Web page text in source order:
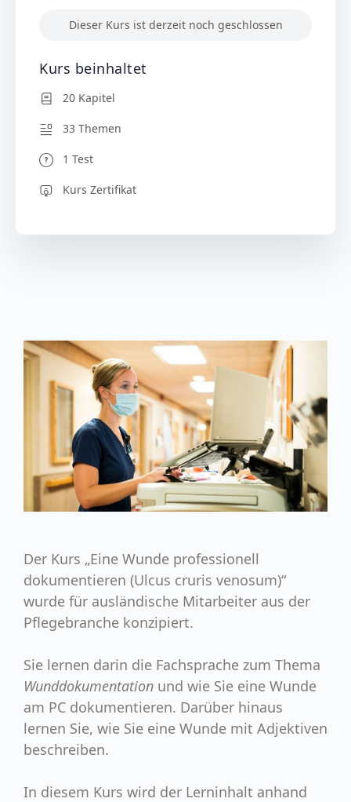
Der Kurs „Eine Wunde professionell
dokumentieren (Ulcus cruris venosum)“
wurde für ausländische Mitarbeiter aus der
Pflegebranche konzipiert.
Sie lernen darin die Fachsprache zum Thema
Wunddokumentation und wie Sie eine Wunde
am PC dokumentieren. Darüber hinaus
lernen Sie, wie Sie eine Wunde mit Adjektiven
beschreiben.
In diesem Kurs wird der Lerninhalt anhand
Dieser Kurs ist derzeit noch geschlossen
Kurs beinhaltet
20 Kapitel
33 Themen
1 Test
Kurs Zertifikat